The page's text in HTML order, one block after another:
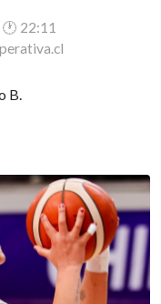
22:11
B.